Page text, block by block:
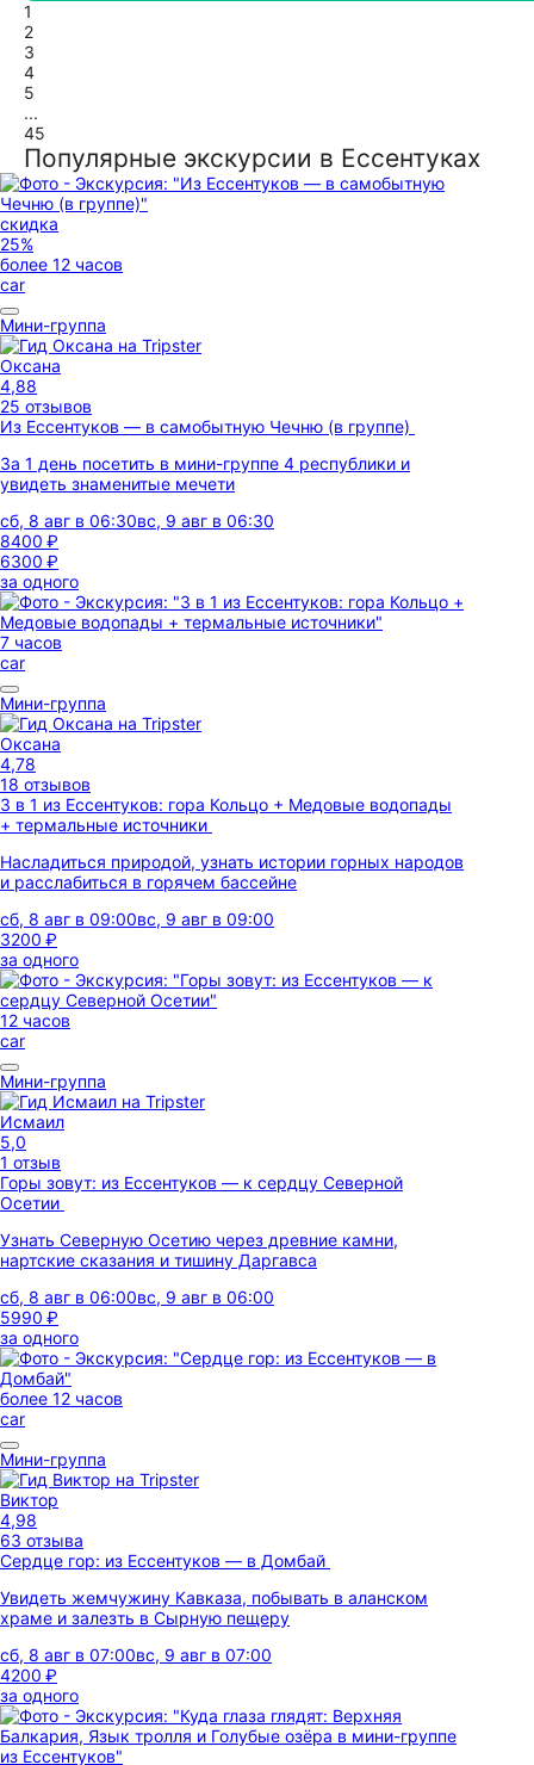
1
2
3
4
5
...
45
Популярные экскурсии в Ессентуках
скидка
25%
более 12 часов
car
Мини-группа
Оксана
4,88
25 отзывов
Из Ессентуков — в самобытную Чечню (в группе)
За 1 день посетить в мини-группе 4 республики и
увидеть знаменитые мечети
сб, 8 авг в 06:30вс, 9 авг в 06:30
8400 ₽
6300 ₽
за одного
7 часов
car
Мини-группа
Оксана
4,78
18 отзывов
3 в 1 из Ессентуков: гора Кольцо + Медовые водопады
+ термальные источники
Насладиться природой, узнать истории горных народов
и расслабиться в горячем бассейне
сб, 8 авг в 09:00вс, 9 авг в 09:00
3200 ₽
за одного
12 часов
car
Мини-группа
Исмаил
5,0
1 отзыв
Горы зовут: из Ессентуков — к сердцу Северной
Осетии
Узнать Северную Осетию через древние камни,
нартские сказания и тишину Даргавса
сб, 8 авг в 06:00вс, 9 авг в 06:00
5990 ₽
за одного
более 12 часов
car
Мини-группа
Виктор
4,98
63 отзыва
Сердце гор: из Ессентуков — в Домбай
Увидеть жемчужину Кавказа, побывать в аланском
храме и залезть в Сырную пещеру
сб, 8 авг в 07:00вс, 9 авг в 07:00
4200 ₽
за одного